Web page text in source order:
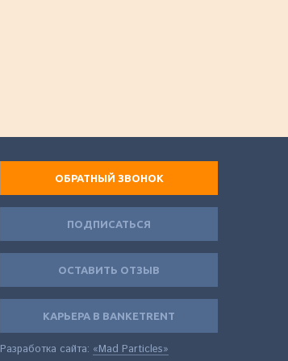
ОБРАТНЫЙ ЗВОНОК
ПОДПИСАТЬСЯ
ОСТАВИТЬ ОТЗЫВ
КАРЬЕРА В BANKETRENT
Разработка сайта: «Mad Particles»